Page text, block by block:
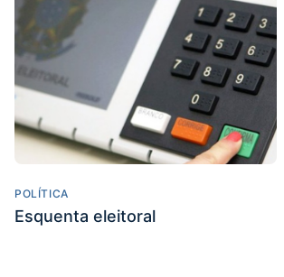
BroadFast
Em breve
POLÍTICA
Esquenta eleitoral